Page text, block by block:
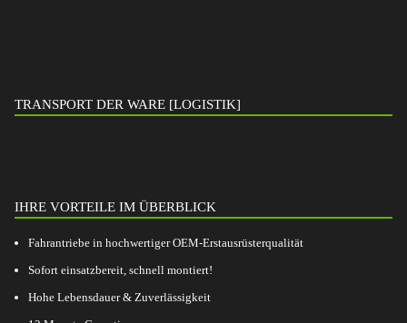
TRANSPORT DER WARE [LOGISTIK]
IHRE VORTEILE IM ÜBERBLICK
Fahrantriebe in hochwertiger OEM-Erstausrüsterqualität
Sofort einsatzbereit, schnell montiert!
Hohe Lebensdauer & Zuverlässigkeit